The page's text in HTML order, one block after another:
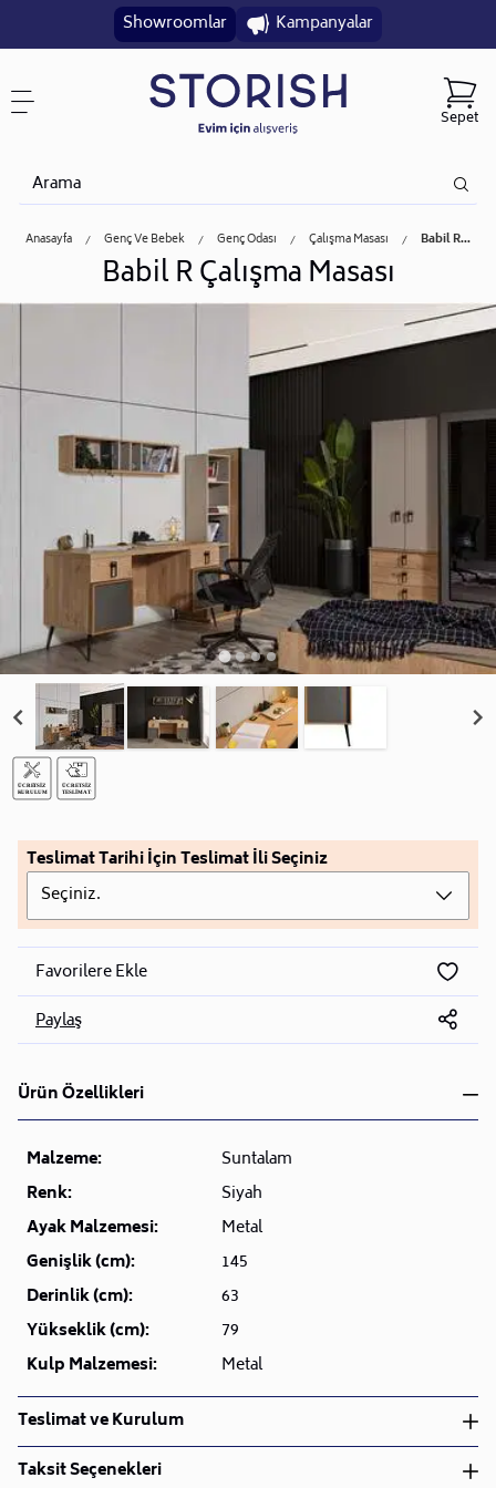
Showroomlar Kampanyalar
Sepet
Anasayfa Genç Ve Bebek Genç Odası Çalışma Masası Babil R...
Babil R Çalışma Masası
Teslimat Tarihi İçin Teslimat İli Seçiniz
Seçiniz.
Favorilere Ekle
Paylaş
Ürün Özellikleri
Malzeme:
Suntalam
Renk:
Siyah
Ayak Malzemesi:
Metal
Genişlik (cm):
145
Derinlik (cm):
63
Yükseklik (cm):
79
Kulp Malzemesi:
Metal
Teslimat ve Kurulum
Teslimat ve Kurulum
Taksit Seçenekleri